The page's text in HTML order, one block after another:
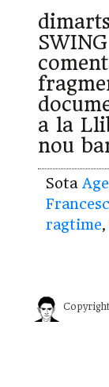
a la
nou
Sota
ragtime,